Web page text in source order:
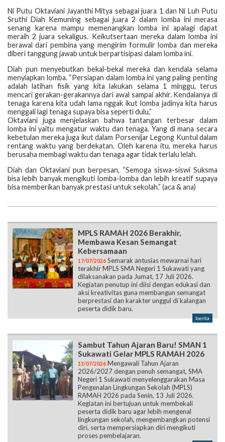
Ni Putu Oktaviani Jayanthi Mitya sebagai juara 1 dan Ni Luh Putu
Sruthi Diah Kemuning sebagai juara 2 dalam lomba ini merasa
senang karena mampu memenangkan lomba ini apalagi dapat
meraih 2 juara sekaligus. Keikutsertaan mereka dalam lomba ini
berawal dari pembina yang mengirim formulir lomba dan mereka
diberi tanggung jawab untuk berpartisipasi dalam lomba ini.
Diah pun menyebutkan bekal-bekal mereka dan kendala selama
menyiapkan lomba. “Persiapan dalam lomba ini yang paling penting
adalah latihan fisik yang kita lakukan selama 1 minggu, terus
mencari gerakan-gerakannya dari awal sampai akhir. Kendalanya di
tenaga karena kita udah lama nggak ikut lomba jadinya kita harus
menggali lagi tenaga supaya bisa seperti dulu,”
Oktaviani juga menjelaskan bahwa tantangan terbesar dalam
lomba ini yaitu mengatur waktu dan tenaga. Yang di mana secara
kebetulan mereka juga ikut dalam Porsenijar Legong Kuntul dalam
rentang waktu yang berdekatan. Oleh karena itu, mereka harus
berusaha membagi waktu dan tenaga agar tidak terlalu lelah.
Diah dan Oktaviani pun berpesan, “Semoga siswa-siswi Suksma
bisa lebih banyak mengikuti lomba-lomba dan lebih kreatif supaya
bisa memberikan banyak prestasi untuk sekolah.” (aca & ana)
MPLS RAMAH 2026 Berakhir,
Membawa Kesan Semangat
Kebersamaan
17/07/2026 Semarak antusias mewarnai hari
terakhir MPLS SMA Negeri 1 Sukawati yang
dilaksanakan pada Jumat, 17 Juli 2026.
Kegiatan penutup ini diisi dengan edukasi dan
aksi kreativitas guna membangun semangat
berprestasi dan karakter unggul di kalangan
peserta didik baru.
berita
Sambut Tahun Ajaran Baru! SMAN 1
Sukawati Gelar MPLS RAMAH 2026
13/07/2026 Mengawali Tahun Ajaran
2026/2027 dengan penuh semangat, SMA
Negeri 1 Sukawati menyelenggarakan Masa
Pengenalan Lingkungan Sekolah (MPLS)
RAMAH 2026 pada Senin, 13 Juli 2026.
Kegiatan ini bertujuan untuk membekali
peserta didik baru agar lebih mengenal
lingkungan sekolah, mengembangkan potensi
diri, serta mempersiapkan diri mengikuti
proses pembelajaran.